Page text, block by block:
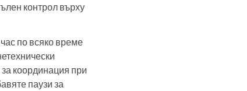
контрол върху
по всяко време
координация при
паузи за